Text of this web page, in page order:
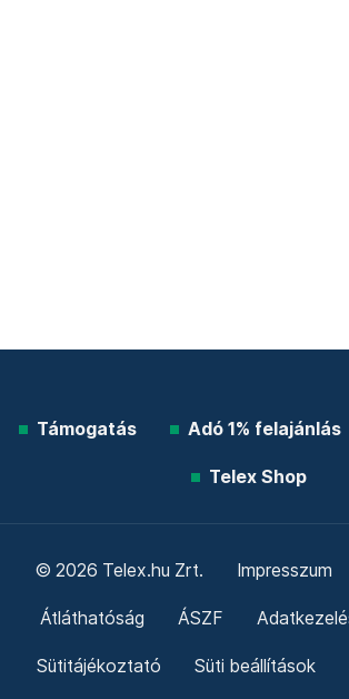
Támogatás Adó 1% felajánlás
Telex Shop
© 2026 Telex.hu Zrt. Impresszum
Átláthatóság ÁSZF
Sütitájékoztató Süti beállítások